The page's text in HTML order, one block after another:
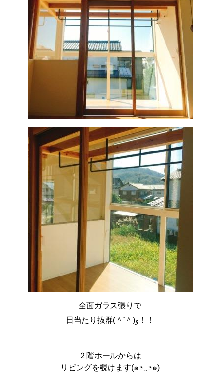
全面ガラス張りで
日当たり抜群(＾་＾)و！！
２階ホールからは
リビングを覗けます(๑◔‿◔๑)